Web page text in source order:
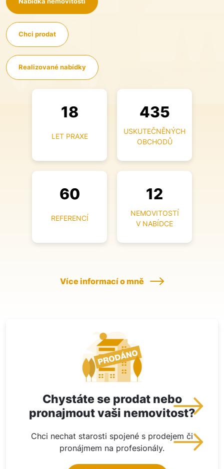
Chci prodat
Realizované nabídky
18
LET PRAXE
435
USKUTEČNĚNÝCH
OBCHODŮ
60
REFERENCÍ
12
NEMOVITOSTÍ
V NABÍDCE
Více informací o mně
Chystáte se prodat nebo
pronajmout vaši nemovitost?
Chci nechat starosti spojené s prodejem či
pronájmem na profesionály.